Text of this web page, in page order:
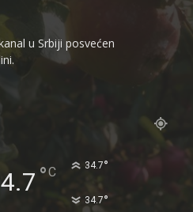
u Srbiji posvećen
°C 34.7°
34.7°